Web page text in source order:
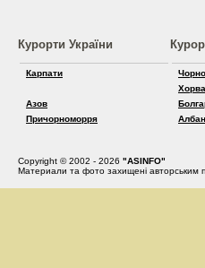
Курорти України
Карпати
Азов
Причорноморря
Copyright © 2002 - 2026 "ASINFO"
Материали та фото захищені авторським